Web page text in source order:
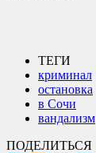
ТЕГИ
криминал
остановка
в Сочи
вандализм
ПОДЕЛИТЬСЯ